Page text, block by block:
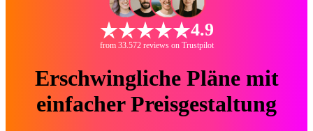
4.9
from 33.572 reviews on Trustpilot
Erschwingliche Pläne mit
einfacher Preisgestaltung